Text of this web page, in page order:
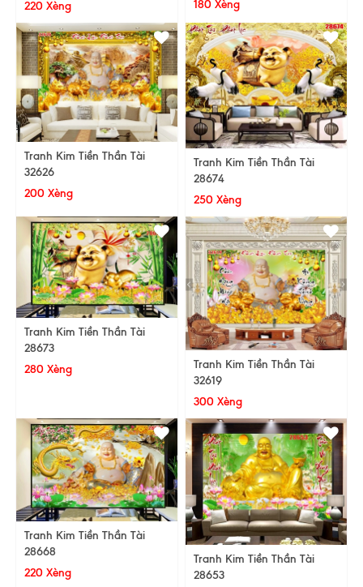
220 Xèng 180 Xèng
Tranh Kim Tiền Thần Tài
32626
200 Xèng
Tranh Kim Tiền Thần Tài
28674
250 Xèng
Tranh Kim Tiền Thần Tài
28673
280 Xèng
Tranh Kim Tiền Thần Tài
32619
300 Xèng
Tranh Kim Tiền Thần Tài
28668
220 Xèng
Tranh Kim Tiền Thần Tài
28653